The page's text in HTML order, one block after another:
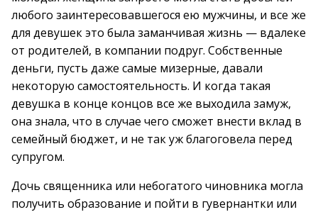
любого заинтересовавшегося ею мужчины, и все же
для девушек это была заманчивая жизнь — вдалеке
от родителей, в компании подруг. Собственные
деньги, пусть даже самые мизерные, давали
некоторую самостоятельность. И когда такая
девушка в конце концов все же выходила замуж,
она знала, что в случае чего сможет внести вклад в
семейный бюджет, и не так уж благоговела перед
супругом.
Дочь священника или небогатого чиновника могла
получить образование и пойти в гувернантки или